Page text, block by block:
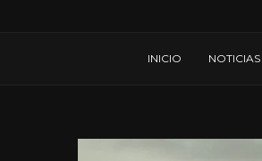
INICIO NOTICIAS